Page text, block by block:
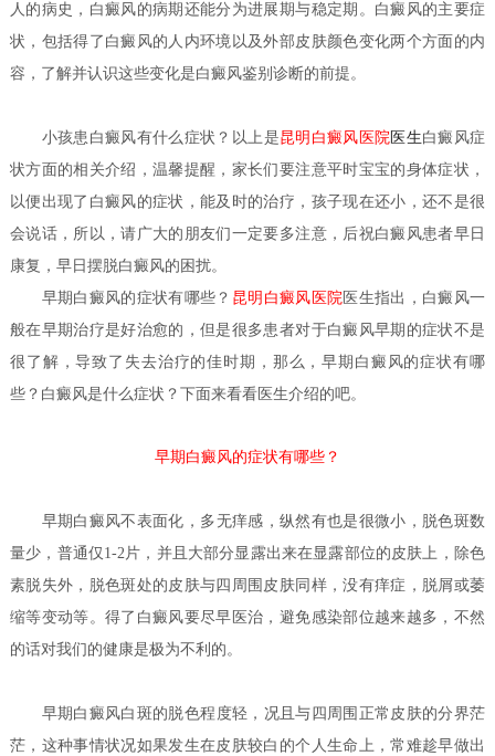
人的病史，白癜风的病期还能分为进展期与稳定期。白癜风的主要症
状，包括得了白癜风的人内环境以及外部皮肤颜色变化两个方面的内
容，了解并认识这些变化是白癜风鉴别诊断的前提。
小孩患白癜风有什么症状？ 以上是昆明白癜风医院 医生白癜风症
状方面的相关介绍，温馨提醒，家长们要注意平时宝宝的身体症状，
以便出现了白癜风的症状，能及时的治疗，孩子现在还小，还不是很
会说话，所以，请广大的朋友们一定要多注意，后祝白癜风患者早日
康复，早日摆脱白癜风的困扰。
早期白癜风的症状有哪些？ 昆明白癜风医院 医生指出，白癜风一
般在早期治疗是好治愈的，但是很多患者对于白癜风早期的症状不是
很了解，导致了失去治疗的佳时期，那么，早期白癜风的症状有哪
些？白癜风是什么症状？下面来看看医生介绍的吧。
早期白癜风的症状有哪些？
早期 白癜风不表面化，多无痒感，纵然有也是很微小，脱色斑数
量少，普通仅1-2片，并且大部分显露出来在显露部位的皮肤上，除色
素脱失外，脱色斑处的皮肤与四周围皮肤同样，没有痒症，脱屑或萎
缩等变动等。得了白癜风要尽早医治，避免感染部位越来越多，不然
的话对我们的健康是极为不利的。
早期 白癜风白斑的脱色程度轻，况且与四周围正常皮肤的分界茫
茫，这种事情状况如果发生在皮肤较白的个人生命上，常难趁早做出